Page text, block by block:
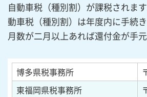
自動車税（種別割）が課税されま
動車税（種別割）は年度内に手続
月数が二月以上あれば還付金が手元
博多県税事務所
東福岡県税事務所